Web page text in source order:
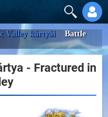
Valley kártyái
Battle
- Fractured in